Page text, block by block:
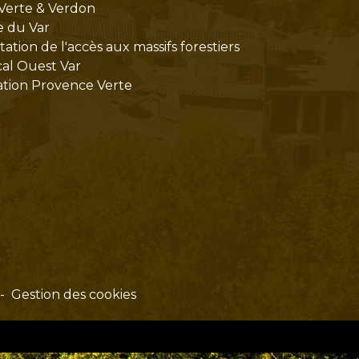
& Verdon
du Var
de l'accès aux massifs forestiers
Ouest Var
Provence Verte
- Gestion des cookies